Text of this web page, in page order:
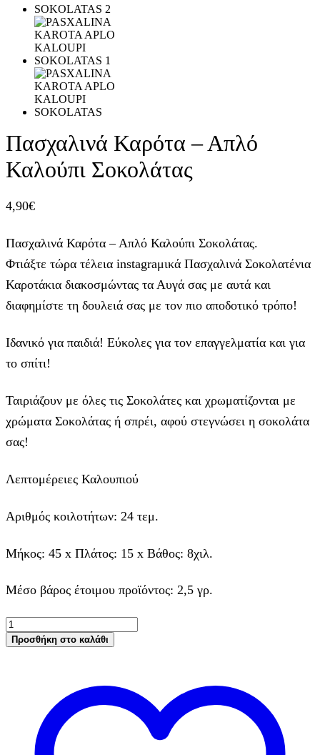
Πασχαλινά Καρότα – Απλό
Καλούπι Σοκολάτας
4,90€
Πασχαλινά Καρότα – Απλό Καλούπι Σοκολάτας.
Φτιάξτε τώρα τέλεια instagraμικά Πασχαλινά Σοκολατένια
Καροτάκια διακοσμώντας τα Αυγά σας με αυτά και
διαφημίστε τη δουλειά σας με τον πιο αποδοτικό τρόπο!
Ιδανικό για παιδιά! Εύκολες για τον επαγγελματία και για
το σπίτι!
Ταιριάζουν με όλες τις Σοκολάτες και χρωματίζονται με
χρώματα Σοκολάτας ή σπρέι, αφού στεγνώσει η σοκολάτα
σας!
Λεπτομέρειες Καλουπιού
Αριθμός κοιλοτήτων: 24 τεμ.
Μήκος: 45 x Πλάτος: 15 x Βάθος: 8χιλ.
Μέσο βάρος έτοιμου προϊόντος: 2,5 γρ.
Πασχαλινά
Καρότα
-
Προσθήκη στο καλάθι